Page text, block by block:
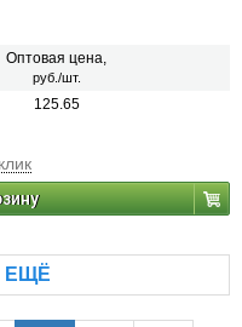
Оптовая цена,
руб./шт.
125.65
ЕЩЁ